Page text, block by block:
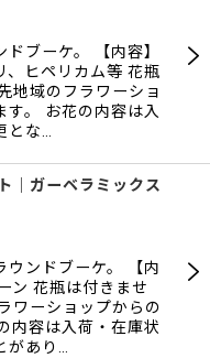
ブーケ。 【内容】
、ヒペリカム等 花瓶
地域のフラワーショ
す。 お花の内容は入
な…
｜ガーベラミックス
ウンドブーケ。 【内
ン 花瓶は付きませ
ワーショップからの
内容は入荷・在庫状
あり…